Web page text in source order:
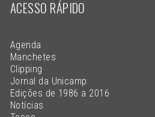
ACESSO RÁPIDO
Agenda
Manchetes
Clipping
Jornal da Unicamp
Edições de 1986 a 2016
Notícias